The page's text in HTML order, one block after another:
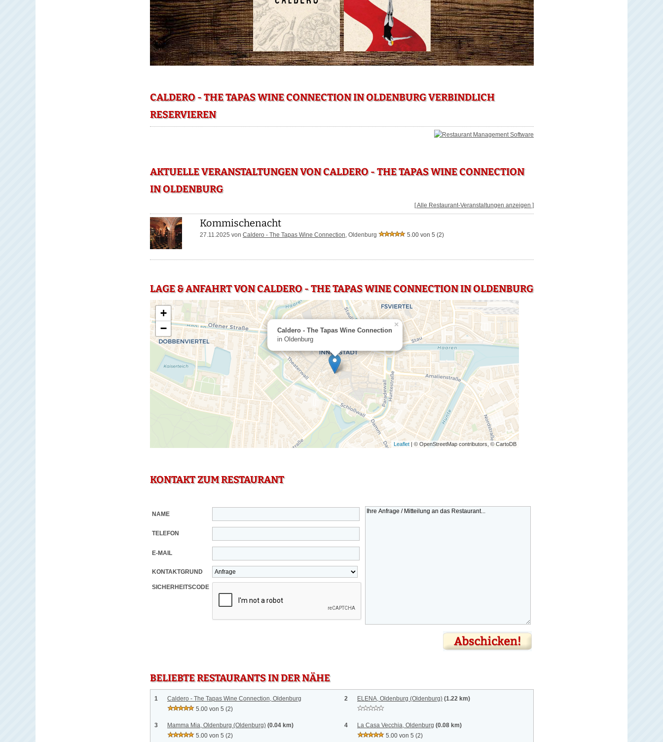
CALDERO - THE TAPAS WINE CONNECTION IN OLDENBURG VERBINDLICH
RESERVIEREN
AKTUELLE VERANSTALTUNGEN VON CALDERO - THE TAPAS WINE CONNECTION
IN OLDENBURG
[ Alle Restaurant-Veranstaltungen anzeigen ]
Kommischenacht
27.11.2025 von Caldero - The Tapas Wine Connection, Oldenburg 5.00 von 5 (2)
LAGE & ANFAHRT VON CALDERO - THE TAPAS WINE CONNECTION IN OLDENBURG
Caldero - The Tapas Wine Connection
in Oldenburg
×
+
−
Leaflet | © OpenStreetMap contributors, © CartoDB
KONTAKT ZUM RESTAURANT
NAME
TELEFON
E-MAIL
KONTAKTGRUND
SICHERHEITSCODE
BELIEBTE RESTAURANTS IN DER NÄHE
1
Caldero - The Tapas Wine Connection, Oldenburg
5.00 von 5 (2)
2 ELENA, Oldenburg (Oldenburg) (1.22 km)
3 Mamma Mia, Oldenburg (Oldenburg) (0.04 km)
5.00 von 5 (2)
4 La Casa Vecchia, Oldenburg (0.08 km)
5.00 von 5 (2)